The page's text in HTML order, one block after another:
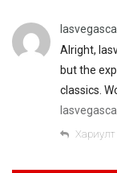
Alright,
but the
classics.